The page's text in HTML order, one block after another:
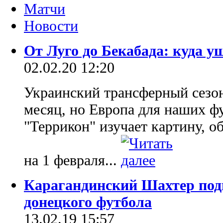
Матчи
Новости
От Луго до Бекабада: куда
02.02.20 12:20
Украинский трансферный
месяц, но Европа для наших
"Террикон" изучает картину,
на 1 февраля...
Карагандинский Шахтер
донецкого футбола
13.02.19 15:57